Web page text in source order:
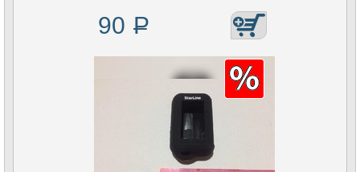
90 Р